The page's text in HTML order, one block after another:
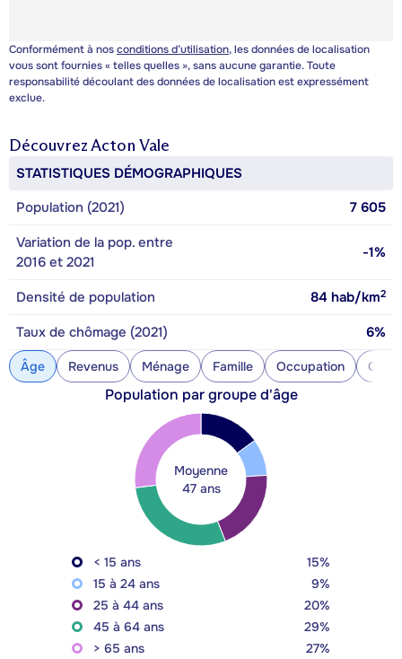
Conformément à nosconditions d’utilisation, les données de localisation
vous sont fournies « telles quelles », sans aucune garantie. Toute
responsabilité découlant des données de localisation est expressément
exclue.
DécouvrezActon Vale
STATISTIQUES DÉMOGRAPHIQUES
Population (2021)
7 605
Variation de la pop. entre
2016 et 2021
-1%
Densité de population 84 hab/km2
Taux de chômage (2021) 6%
Âge Revenus Ménage Famille Occupation
Population par groupe d'âge
Moyenne
47 ans
< 15 ans
15%
15 à 24 ans
9%
25 à 44 ans
20%
45 à 64 ans
29%
> 65 ans
27%